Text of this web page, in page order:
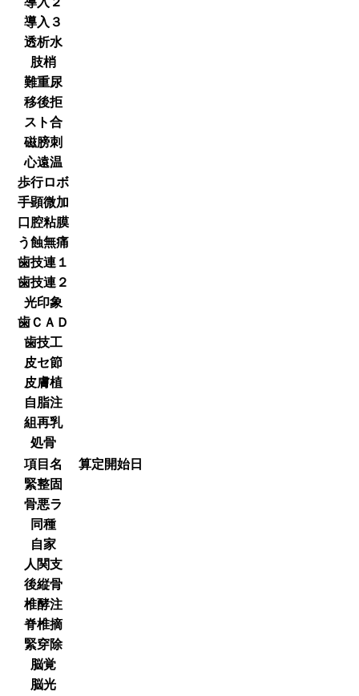
導入３
透析水
肢梢
難重尿
移後拒
スト合
磁膀刺
心遠温
歩行ロボ
手顕微加
口腔粘膜
う蝕無痛
歯技連１
歯技連２
光印象
歯ＣＡＤ
歯技工
皮セ節
皮膚植
自脂注
組再乳
処骨
項目名
算定開始日
緊整固
骨悪ラ
同種
自家
人関支
後縦骨
椎酵注
脊椎摘
緊穿除
脳覚
脳光